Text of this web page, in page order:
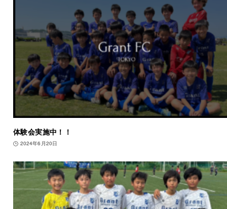
体験会実施中！！
2024年6月20日